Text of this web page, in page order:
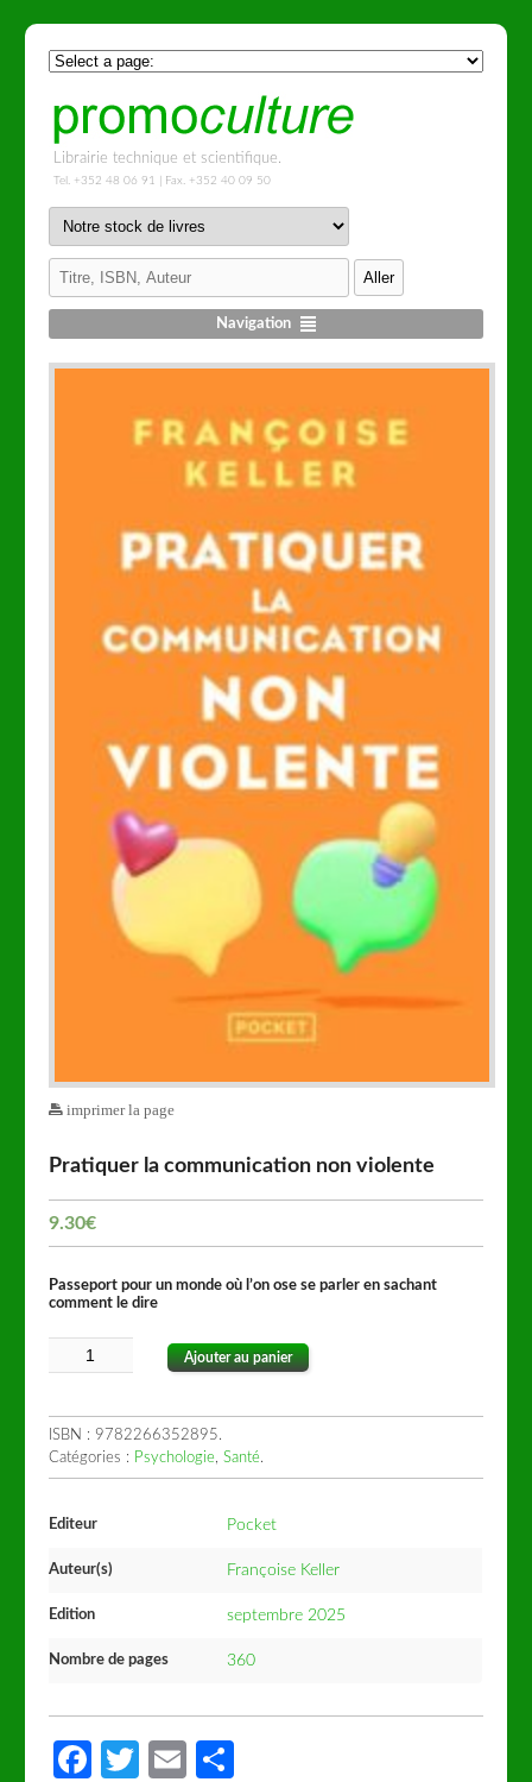
Librairie technique et scientifique.
Tel. +352 48 06 91 | Fax. +352 40 09 50
Navigation
imprimer la page
Pratiquer la communication non violente
9.30€
Passeport pour un monde où l’on ose se parler en sachant
comment le dire
Ajouter au panier
ISBN : 9782266352895.
Catégories : Psychologie,Santé.
Editeur Pocket
Auteur(s) Françoise Keller
Edition septembre 2025
Nombre de pages 360
Facebook
Twitter
Email